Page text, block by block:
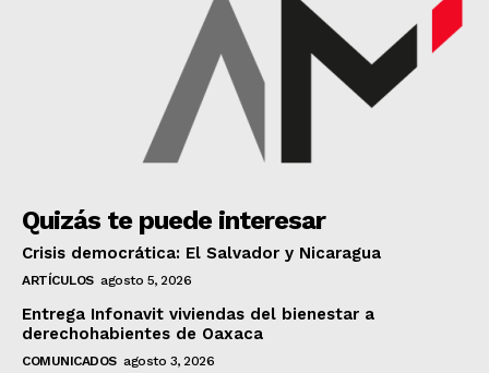
Quizás te puede interesar
Crisis democrática: El Salvador y Nicaragua
ARTÍCULOS agosto 5, 2026
Entrega Infonavit viviendas del bienestar a
derechohabientes de Oaxaca
COMUNICADOS agosto 3, 2026